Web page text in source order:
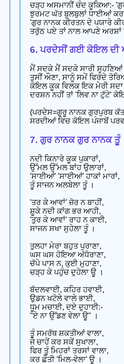
ਚੜ੍ਹ ਅਸਮਾਨੀਂ ਚੰਦ ਕੂਕਿਆ:-
ਝੁਰਮਟ ਘੱਤ ਬੁਲਬੁਲਾਂ ਧਾਈਆਂ
'ਗੁਰ ਨਾਨਕ ਕੀਰਤਨ ਦੇ ਪਯਾਰੇ
ਤਰੁੱਠ ਪਏ ਤਾਂ ਨਾਲ ਆਪਣੇ ਅਰਸ਼ਾਂ
6. ਪਰਦੇਸੀਂ ਗਈ ਕੋਇਲ
ਮੈਂ ਸਦਕੇ ਮੈਂ ਸਦਕੇ ਸਾਰੀ ਸੁਹਣਿਆਂ
ਤੁਸੀਂ ਔਣਾ, ਸਾਨੂੰ ਸਮੇਂ ਫਿਰੰਦੇ
ਕੋਇਲ ਕੂਕ ਵਿਲਕ ਇਕ ਮੇਰੀ ਸਦਾ
ਦਰਸ਼ਨ ਨਹੀਂ ਤਾਂ 'ਲਿਵ ਨਾ ਟੁੱਟੇ'
(ਪਰਦੇਸ=ਗੁਰੂ ਨਾਨਕ ਗੁਰਪੁਰਬ
ਸਰਦੀਆਂ ਵਿਚ ਕੋਇਲ ਪੰਜਾਬੋਂ
7. ਗੁਰ ਨਾਨਕ ਗੁਰ ਨਾਨਕ ਤੂੰ
ਨਦੀ ਕਿਨਾਰੇ ਕੂਕ ਪੁਕਾਰਾਂ,
ਉੱਮਲ ਉੱਮਲ ਬਾਂਹ ਉਲਾਰਾਂ,
'ਸਾਈਆਂ' 'ਸਾਈਆਂ' ਹਾਕਾਂ ਮਾਰਾਂ,
ਤੂੰ ਸਾਜਨ ਅਲਬੇਲਾ ਤੂੰ ।
'ਤਰ ਕੇ ਆਵਾਂ' ਜ਼ੋਰ ਨ ਬਾਹੀਂ,
ਸ਼ੂਕੇ ਨਦੀ ਕਾਂਗ ਭਰ ਆਹੀ,
'ਤੁਰ ਕੇ ਆਵਾਂ' ਰਾਹ ਨ ਕਾਈ,
ਸਾਜਨ ਸਖਾ ਸੁਹੇਲਾ ਤੂੰ ।
ਤੁਲਹਾ ਮੇਰਾ ਬਹੁਤ ਪੁਰਾਣਾ,
ਘਸ ਘਸ ਹੋਇਆ ਅੱਧੋਰਾਣਾ,
ਚੱਪੇ ਪਾਸ ਨ, ਕੁਈ ਮੁਹਾਣਾ,
ਚੜ੍ਹ ਕੇ ਪਹੁੰਚ ਦੁਹੇਲਾ ਊ ।
ਬੱਦਲਵਾਈ, ਕਹਿਰ ਹਵਾਈ,
ਉਡਨ ਖਟੋਲੇ ਵਾਲੇ ਭਾਈ,
ਧੂਮ ਮਚਾਈ, ਦਏ ਦੁਹਾਈ:-
"ਏ ਨਾ ਉੱਡਣ ਵੇਲਾ ਊ" ।
ਤੂੰ ਸਮਰੱਥ ਸ਼ਕਤੀਆਂ ਵਾਲਾ,
ਜੇ ਚਾਹੇਂ ਕਰ ਸਕੇਂ ਸੁਖਾਲਾ,
ਫਿਰ ਤੂੰ ਮਿਹਰਾਂ ਤਰਸਾਂ ਵਾਲਾ,
ਕਰ ਛੇਤੀ 'ਮਿਲ-ਵੇਲਾ' ਊ ।